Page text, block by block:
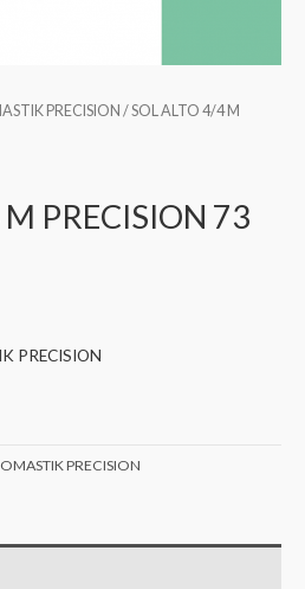
PRECISION / SOL ALTO 4/4 M
PRECISION 73
PRECISION
PRECISION